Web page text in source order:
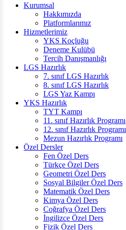
Kurumsal
Hakkımızda
Platformlarımız
Hizmetlerimiz
YKS Koçluğu
Deneme Kulübü
Tercih Danışmanlığı
LGS Hazırlık
7. sınıf LGS Hazırlık
8. sınıf LGS Hazırlık
LGS Yaz Kampı
YKS Hazırlık
TYT Kampı
11. sınıf Hazırlık Programı
12. sınıf Hazırlık Programı
Mezun Hazırlık Programı
Özel Dersler
Fen Özel Ders
Türkçe Özel Ders
Geometri Özel Ders
Sosyal Bilgiler Özel Ders
Matematik Özel Ders
Kimya Özel Ders
Coğrafya Özel Ders
İngilizce Özel Ders
Fizik Özel Ders